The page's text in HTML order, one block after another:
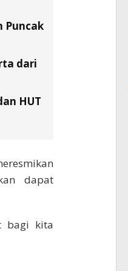
Puncak
dari
HUT
dapat
bagi kita